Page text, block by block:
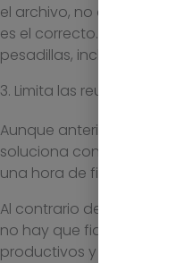
el archivo, no es
es el correcto. Buscar e-
pesadillas, incluso
3. Limita las reuniones y
Aunque anteriormente te
soluciona con
una hora de finalización,
Al contrario de lo que pueda
no hay que fiarlo todo al
productivos y eficaces.